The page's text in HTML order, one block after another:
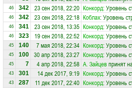
46 342 23 сен 2018, 22:20 Конкорд: Уровень
46 342 23 сен 2018, 22:18 Коблах: Уровень
46 341 23 сен 2018, 13:35 Конкорд: Уровень
46 323 19 сен 2018, 22:52 Конкорд: Уровень
45 140 7 мая 2018, 22:34 Конкорд: Уровень
45 100 30 апр 2018, 23:27 Конкорд: Уровень
45 7 4 апр 2018, 22:58 А. Зайцевпринят
43 301 14 дек 2017, 9:19 Конкорд: Уровень
43 287 11 дек 2017, 22:40 Конкорд: Уровень